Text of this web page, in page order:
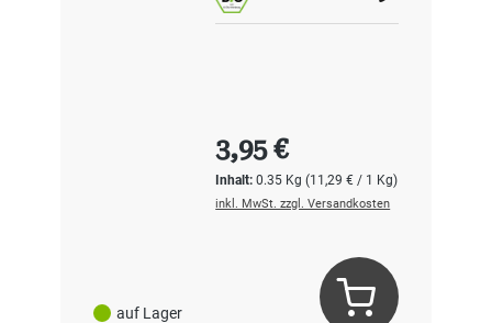
auf Lager
Inhalt:0.35 Kg(11,29 € / 1 Kg)
Regulärer Preis:
3,95 €
inkl. MwSt. zzgl. Versandkosten